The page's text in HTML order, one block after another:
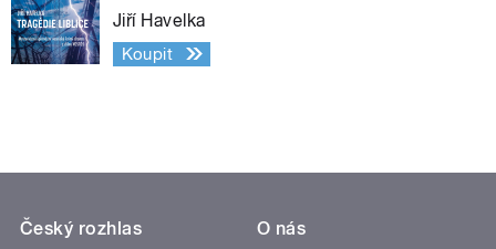
Jiří Havelka
Koupit
Český rozhlas
O nás